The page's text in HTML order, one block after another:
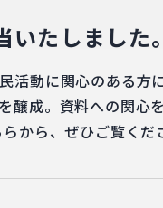
たしました。
活動に関心のある方
醸成。資料への関心
から、ぜひご覧くだ